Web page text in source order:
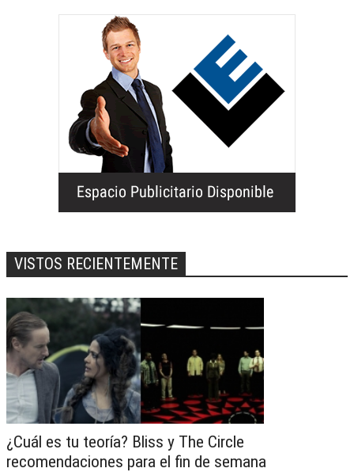
VISTOS RECIENTEMENTE
¿Cuál es tu teoría? Bliss y The Circle
recomendaciones para el fin de semana